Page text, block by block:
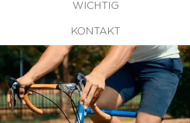
WICHTIG
KONTAKT